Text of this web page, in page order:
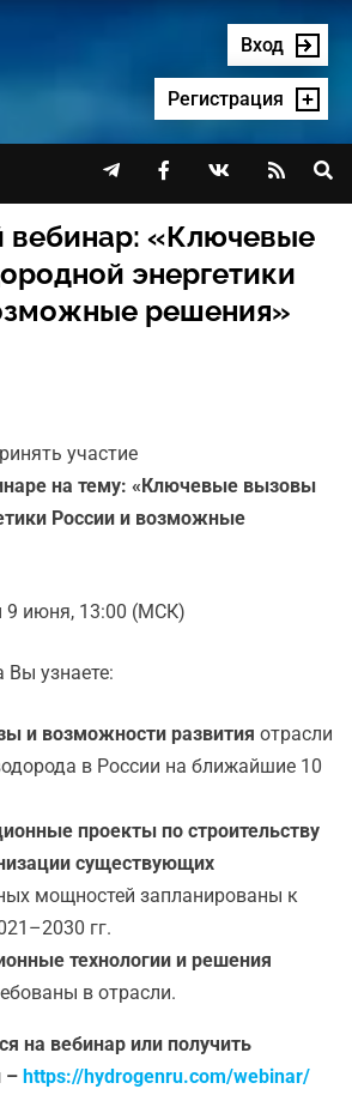
Вход
Регистрация
   
вебинар: «Ключевые
энергетики
решения»
участие
на тему: «Ключевые вызовы
России и возможные
9 июня, 13:00 (МСК)
Вы узнаете:
и возможности развития отрасли
в России на ближайшие 10
проекты по строительству
существующих
мощностей запланированы к
гг.
технологии и решения
в отрасли.
на вебинар или получить
–https://hydrogenru.com/webinar/